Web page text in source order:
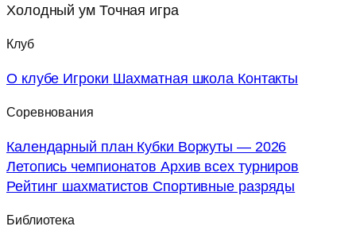
Холодный ум Точная игра
Клуб
О клубе Игроки Шахматная школа Контакты
Соревнования
Календарный план Кубки Воркуты — 2026
Летопись чемпионатов Архив всех турниров
Рейтинг шахматистов Спортивные разряды
Библиотека